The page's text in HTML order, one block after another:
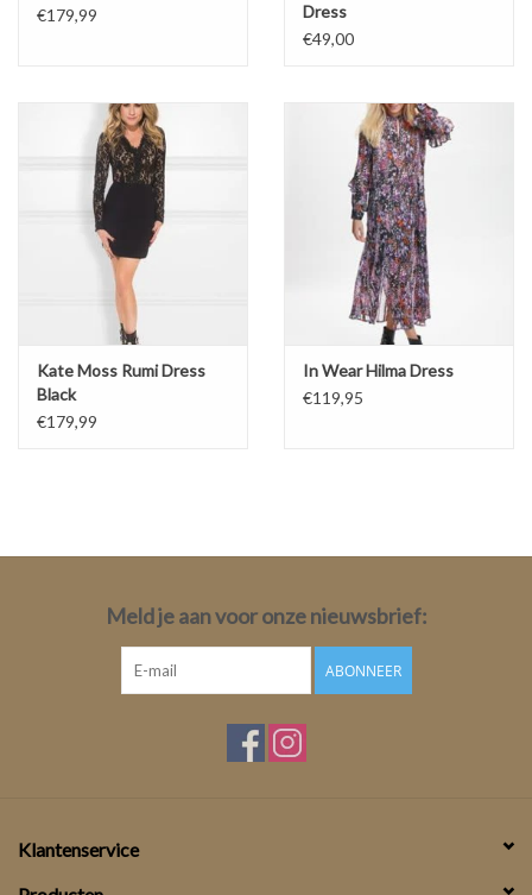
€179,99
Dress
€49,00
Kate Moss Rumi Dress
Black
€179,99
In Wear Hilma Dress
€119,95
Meld je aan voor onze nieuwsbrief:
ABONNEER
Klantenservice